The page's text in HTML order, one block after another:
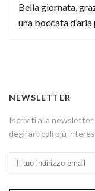
Bella giornata,
una boccata
NEWSLETTER
Iscriviti alla
degli articoli più